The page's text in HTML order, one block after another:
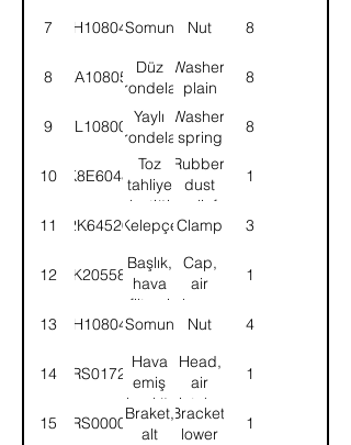
7 NH108041Somun Nut 8
8 WA108051
Düz
rondela
Washer,
plain
8
9 WL108002
Yaylı
rondela
Washer,
spring
8
10 K8E6048
Toz
tahliye
lastiği
Rubber,
dust
relief
1
11 2K64520KelepçeClamp 3
12 2K205589
Başlık,
hava
filtresi
Cap,
air
cleaner
1
13 NH108041Somun Nut 4
1452RS017290
Hava
emiş
başlığı
Head,
air
intake
1
1552RS000043
Braket,
alt
Bracket,
lower
1